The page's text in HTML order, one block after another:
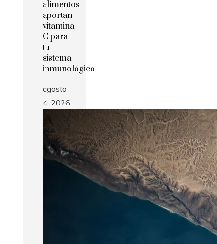
alimentos
aportan
vitamina
C para
tu
sistema
inmunológico
agosto
4, 2026